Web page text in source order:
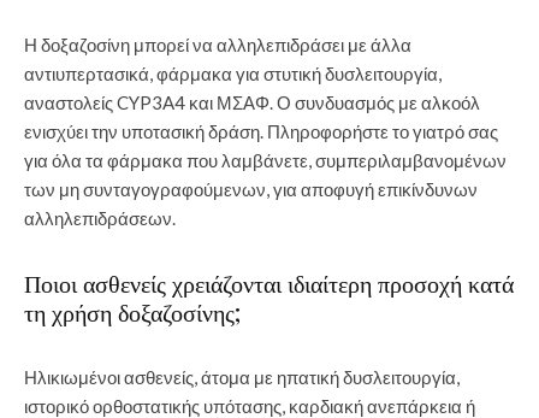
Η δοξαζοσίνη μπορεί να αλληλεπιδράσει με άλλα
αντιυπερτασικά, φάρμακα για στυτική δυσλειτουργία,
αναστολείς CYP3A4 και ΜΣΑΦ. Ο συνδυασμός με αλκοόλ
ενισχύει την υποτασική δράση. Πληροφορήστε το γιατρό σας
για όλα τα φάρμακα που λαμβάνετε, συμπεριλαμβανομένων
των μη συνταγογραφούμενων, για αποφυγή επικίνδυνων
αλληλεπιδράσεων.
Ποιοι ασθενείς χρειάζονται ιδιαίτερη προσοχή κατά
τη χρήση δοξαζοσίνης;
Ηλικιωμένοι ασθενείς, άτομα με ηπατική δυσλειτουργία,
ιστορικό ορθοστατικής υπότασης, καρδιακή ανεπάρκεια ή